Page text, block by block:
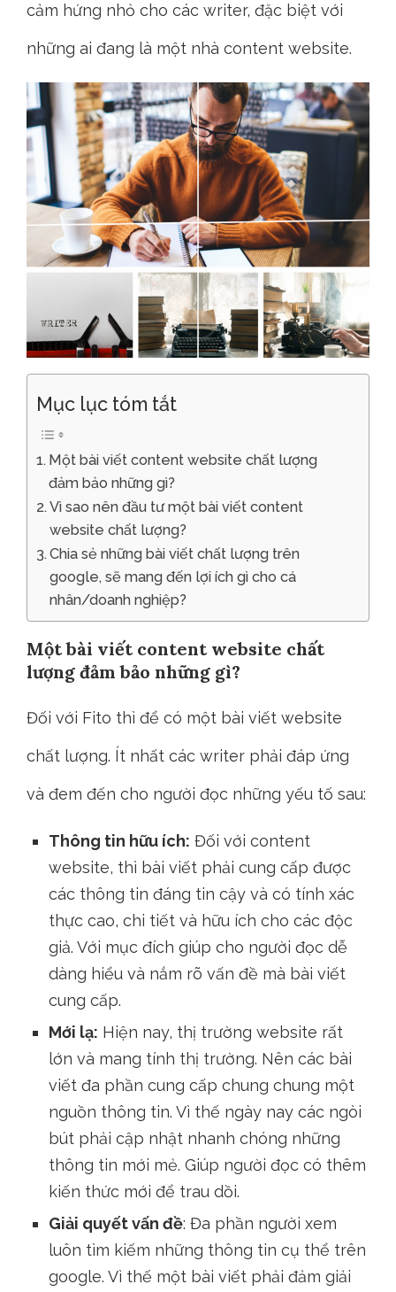
cảm hứng nhỏ cho các writer, đặc biệt với
những ai đang là một nhà content website.
Mục lục tóm tắt
Một bài viết content website chất lượng
đảm bảo những gì?
Vì sao nên đầu tư một bài viết content
website chất lượng?
Chia sẻ những bài viết chất lượng trên
google, sẽ mang đến lợi ích gì cho cá
nhân/doanh nghiệp?
Một bài viết content website chất
lượng đảm bảo những gì?
Đối với Fito thì để có một bài viết website
chất lượng. Ít nhất các writer phải đáp ứng
và đem đến cho người đọc những yếu tố sau:
Thông tin hữu ích: Đối với content
website, thì bài viết phải cung cấp được
các thông tin đáng tin cậy và có tính xác
thực cao, chi tiết và hữu ích cho các độc
giả. Với mục đích giúp cho người đọc dễ
dàng hiểu và nắm rõ vấn đề mà bài viết
cung cấp.
Mới lạ: Hiện nay, thị trường website rất
lớn và mang tính thị trường. Nên các bài
viết đa phần cung cấp chung chung một
nguồn thông tin. Vì thế ngày nay các ngòi
bút phải cập nhật nhanh chóng những
thông tin mới mẻ. Giúp người đọc có thêm
kiến thức mới để trau dồi.
Giải quyết vấn đề: Đa phần người xem
luôn tìm kiếm những thông tin cụ thể trên
google. Vì thế một bài viết phải đảm giải